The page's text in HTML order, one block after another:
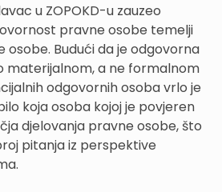
u ZOPOKD-u zauzeo
pravne osobe temelji
osobe. Budući da je odgovorna
materijalnom, a ne formalnom
odgovornih osoba vrlo je
koja osoba kojoj je povjeren
djelovanja pravne osobe, što
pitanja iz perspektive